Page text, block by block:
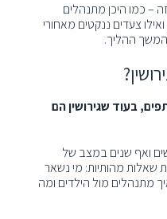
כמו היכן מתנהלים
צעדים ננקטים מאחורי
המשך ההליך.
בעוד שגירושין הם
ואף שנים במצב של
שאלות מהותיות: מי נשאר
מתנהלים מול הילדים ומה